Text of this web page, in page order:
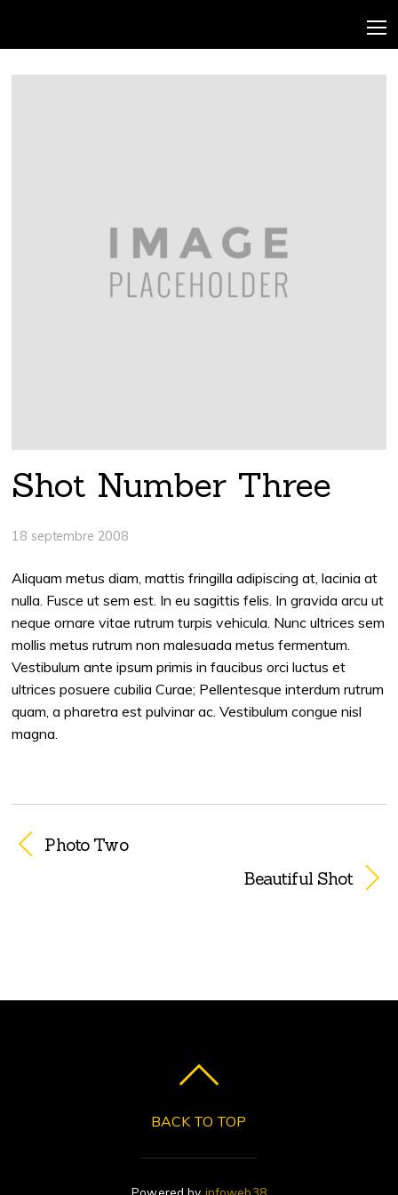
Shot Number Three
18 septembre 2008
Aliquam metus diam, mattis fringilla adipiscing at, lacinia at
nulla. Fusce ut sem est. In eu sagittis felis. In gravida arcu ut
neque ornare vitae rutrum turpis vehicula. Nunc ultrices sem
mollis metus rutrum non malesuada metus fermentum.
Vestibulum ante ipsum primis in faucibus orci luctus et
ultrices posuere cubilia Curae; Pellentesque interdum rutrum
quam, a pharetra est pulvinar ac. Vestibulum congue nisl
magna.
Photo Two
Beautiful Shot
BACK TO TOP
Powered by infoweb38